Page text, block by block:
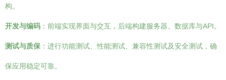
构。
开发与编码 ：前端实现界面与交互，后端构建服务器、数据库与API。
测试与质保 ：进行功能测试、性能测试、兼容性测试及安全测试，确
保应用稳定可靠。